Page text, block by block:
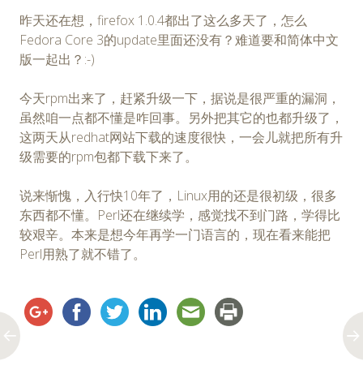
昨天还在想，firefox 1.0.4都出了这么多天了，怎么
Fedora Core 3的update里面还没有？难道要和简体中文
版一起出？:-)
今天rpm出来了，赶紧升级一下，据说是很严重的漏洞，
虽然咱一点都不懂是咋回事。另外把其它的也都升级了，
这两天从redhat网站下载的速度很快，一会儿就把所有升
级需要的rpm包都下载下来了。
说来惭愧，入行快10年了，Linux用的还是很初级，很多
东西都不懂。Perl还在继续学，感觉找不到门路，学得比
较艰辛。本来是想今年再学一门语言的，现在看来能把
Perl用熟了就不错了。